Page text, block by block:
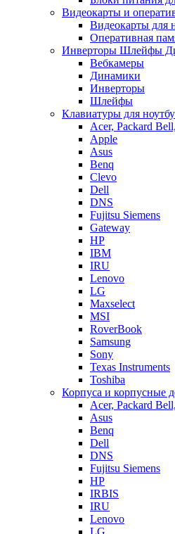
Видеокарты и
Видеокарты для
Оперативная
Инверторы Шлейфы
Вебкамеры
Динамики
Инверторы
Шлейфы
Клавиатуры для
Acer, Packard
Apple
Asus
Benq
Clevo
Dell
DNS
Fujitsu Siemens
Gateway
HP
IBM
IRU
Lenovo
LG
Maxselect
MSI
RoverBook
Samsung
Sony
Texas Instruments
Toshiba
Корпуса и корпусные
Acer, Packard
Asus
Benq
Dell
DNS
Fujitsu Siemens
HP
IRBIS
IRU
Lenovo
LG